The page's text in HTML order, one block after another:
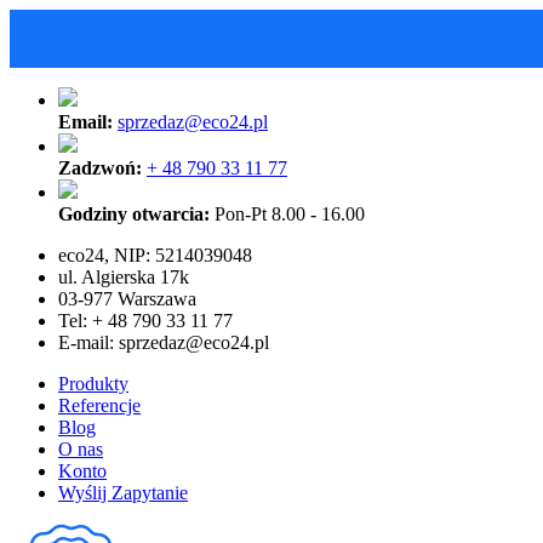
Email: sprzedaz@eco24.pl
Zadzwoń: + 48 790 33 11 77
Godziny otwarcia: Pon-Pt 8.00 - 16.00
eco24, NIP: 5214039048
ul. Algierska 17k
03-977 Warszawa
Tel: + 48 790 33 11 77
E-mail: sprzedaz@eco24.pl
Produkty
Referencje
Blog
O nas
Konto
Wyślij Zapytanie